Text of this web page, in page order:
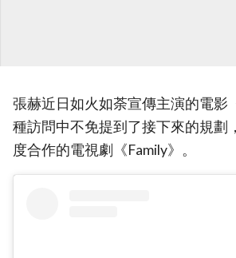
張赫近日如火如荼宣傳主演的電影
種訪問中不免提到了接下來的規劃
度合作的電視劇《Family》。